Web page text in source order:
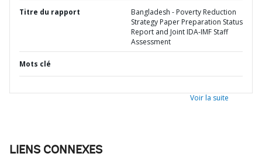
Titre du rapport
Bangladesh - Poverty Reduction
Strategy Paper Preparation Status
Report and Joint IDA-IMF Staff
Assessment
Mots clé
Voir la suite
LIENS CONNEXES